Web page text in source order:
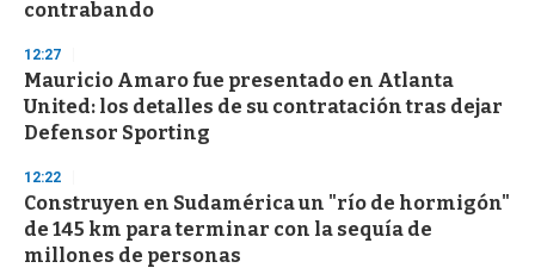
contrabando
12:27
Mauricio Amaro fue presentado en Atlanta
United: los detalles de su contratación tras dejar
Defensor Sporting
12:22
Construyen en Sudamérica un "río de hormigón"
de 145 km para terminar con la sequía de
millones de personas